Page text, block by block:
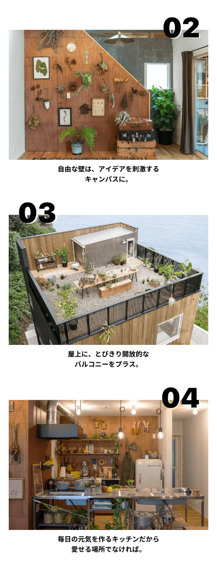
自由な壁は、アイデアを刺激する
キャンパスに。
屋上に、とびきり開放的な
バルコニーをプラス。
毎日の元気を作るキッチンだから
愛せる場所でなければ。